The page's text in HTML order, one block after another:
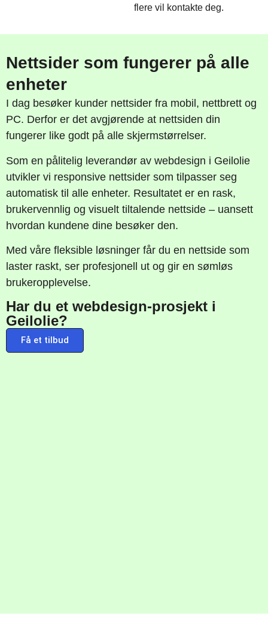
flere vil kontakte deg.
Nettsider som fungerer på alle
enheter
I dag besøker kunder nettsider fra mobil, nettbrett og
PC. Derfor er det avgjørende at nettsiden din
fungerer like godt på alle skjermstørrelser.
Som en pålitelig leverandør av webdesign i Geilolie
utvikler vi responsive nettsider som tilpasser seg
automatisk til alle enheter. Resultatet er en rask,
brukervennlig og visuelt tiltalende nettside – uansett
hvordan kundene dine besøker den.
Med våre fleksible løsninger får du en nettside som
laster raskt, ser profesjonell ut og gir en sømløs
brukeropplevelse.
Har du et webdesign-prosjekt i
Geilolie?
Få et tilbud